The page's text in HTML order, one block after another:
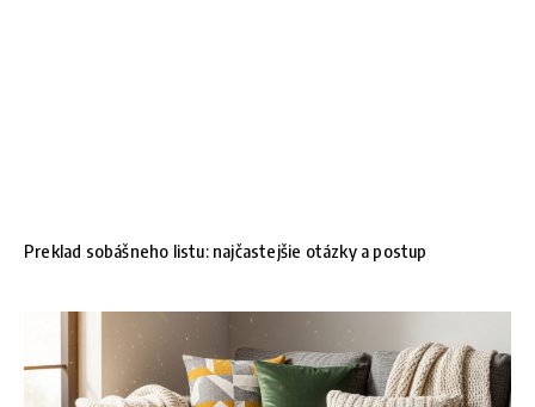
Preklad sobášneho listu: najčastejšie otázky a postup